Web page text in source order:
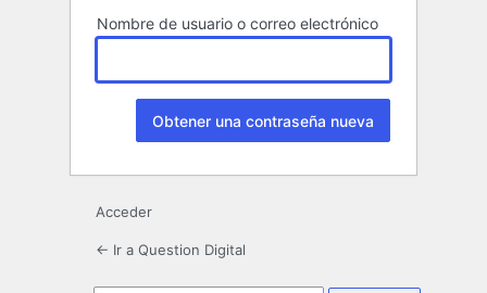
Nombre de usuario o correo electrónico
Acceder
← Ir a Question Digital